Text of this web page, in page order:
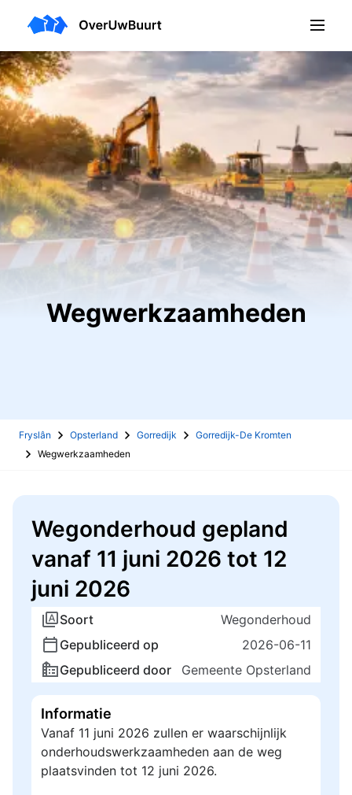
Wegwerkzaamheden
Fryslân Opsterland Gorredijk
Gorredijk-De Kromten
Wegwerkzaamheden
Wegonderhoud gepland
vanaf 11 juni 2026 tot 12
juni 2026
Soort
Wegonderhoud
Gepubliceerd op
2026-06-11
Gepubliceerd door
Gemeente Opsterland
Informatie
Vanaf 11 juni 2026 zullen er waarschijnlijk
onderhoudswerkzaamheden aan de weg
plaatsvinden tot 12 juni 2026.